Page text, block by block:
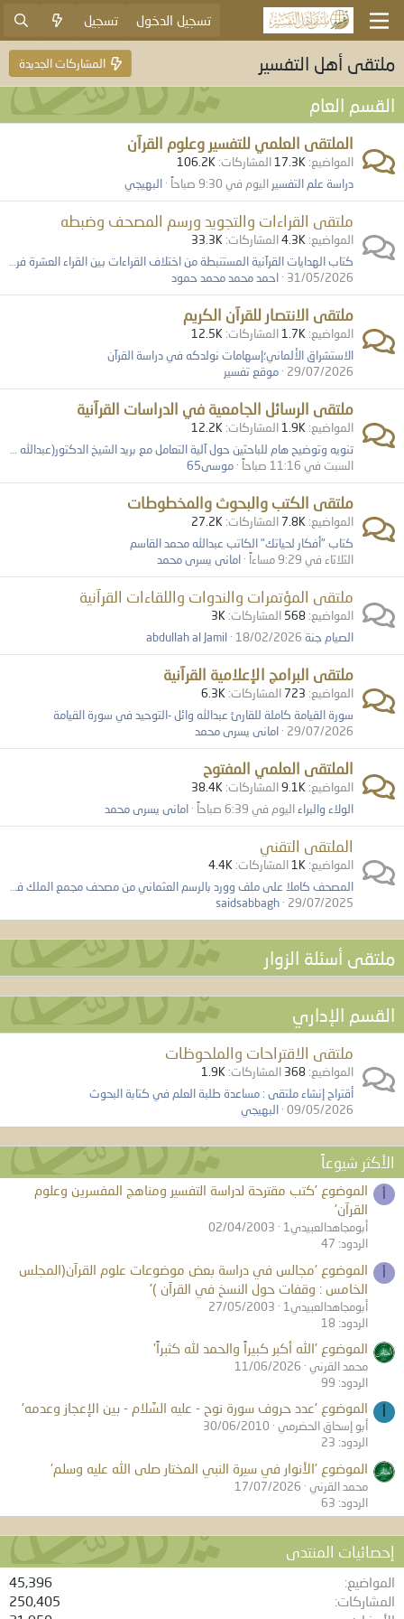
تسجيل الدخول تسجيل
ملتقى أهل التفسير المشاركات الجديدة
القسم العام
الملتقى العلمي للتفسير وعلوم القرآن
المواضيع 17.3K المشاركات 106.2K
دراسة علم التفسير اليوم في 9:30 صباحاً البهيجي
ملتقى القراءات والتجويد ورسم المصحف وضبطه
المواضيع 4.3Kالمشاركات 33.3K
31/05/2026
احمد محمد محمد حمود
ملتقى الانتصار للقرآن الكريم
المواضيع 1.7K المشاركات 12.5K
الاستشراق الألماني؛إسهامات نولدكه في دراسة القرآن
29/07/2026
موقع تفسير
ملتقى الرسائل الجامعية في الدراسات القرآنية
المواضيع 1.9K المشاركات 12.2K
السبت في 11:16 صباحاً
موسى65
ملتقى الكتب والبحوث والمخطوطات
المواضيع 7.8K المشاركات 27.2K
كتاب "أفكار لحياتك" الكاتب عبدالله محمد القاسم
الثلاثاء في 9:29 مساءاً
امانى يسرى محمد
ملتقى المؤتمرات والندوات واللقاءات القرآنية
المواضيع 568 المشاركات 3K
الصيام جنة 18/02/2026
abdullah al Jamil
ملتقى البرامج الإعلامية القرآنية
المواضيع 723 المشاركات 6.3K
سورة القيامة كاملة للقارئ عبدالله وائل -التوحيد في سورة القيامة
29/07/2026
امانى يسرى محمد
الملتقى العلمي المفتوح
المواضيع 9.1Kالمشاركات 38.4K
الولاء والبراء اليوم في 6:39 صباحاً امانى يسرى محمد
الملتقى التقني
المواضيع 1K المشاركات 4.4K
29/07/2025
saidsabbagh
ملتقى أسئلة الزوار
القسم الإداري
ملتقى الاقتراحات والملحوظات
المواضيع 368 المشاركات 1.9K
أقتراح إنشاء ملتقى : مساعدة طلبة العلم في كتابة البحوث
09/05/2026 البهيجي
الأكثر شيوعاً
أ
الموضوع 'كتب مقترحة لدراسة التفسير ومناهج المفسرين وعلوم
القرآن'
أبومجاهدالعبيدي1
02/04/2003
الردود: 47
أ
الموضوع 'مجالس في دراسة بعض موضوعات علوم القرآن(المجلس
الخامس : وقفات حول النسخ في القرآن )'
أبومجاهدالعبيدي1
27/05/2003
الردود: 18
الموضوع 'الله أكبر كبيراً والحمد لله كثبراً'
محمد القرني
11/06/2026
الردود: 99
أ الموضوع 'عدد حروف سورة نوح - عليه السَّلام - بين الإعجاز وعدمه'
أبو إسحاق الحضرمي
30/06/2010
الردود: 23
الموضوع 'الأنوار في سيرة النبي المختار صلى الله عليه وسلم'
محمد القرني
17/07/2026
الردود: 63
إحصائيات المنتدى
المواضيع
45,396
المشاركات
250,405